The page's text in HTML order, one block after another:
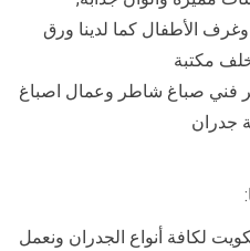
الأطفال كما لدينا ورق
مكتبة
فني صباغ شاطر وعمال اصباغ
جدران
لكافة أنواع الجدران ونعمل